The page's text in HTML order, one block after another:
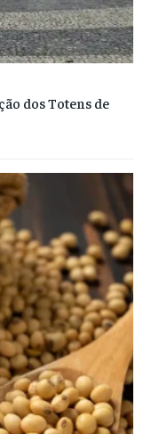
dos Totens de